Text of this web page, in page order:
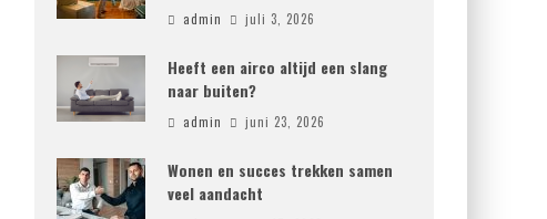
admin juli 3, 2026
Heeft een airco altijd een slang
naar buiten?
admin juni 23, 2026
Wonen en succes trekken samen
veel aandacht